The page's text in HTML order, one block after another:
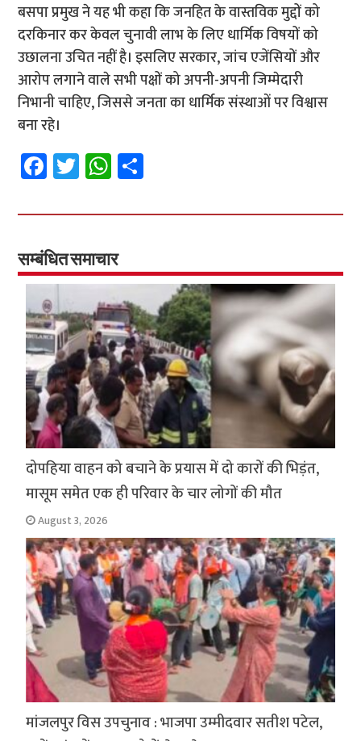
बसपा प्रमुख ने यह भी कहा कि जनहित के वास्तविक मुद्दों को
दरकिनार कर केवल चुनावी लाभ के लिए धार्मिक विषयों को
उछालना उचित नहीं है। इसलिए सरकार, जांच एजेंसियों और
आरोप लगाने वाले सभी पक्षों को अपनी-अपनी जिम्मेदारी
निभानी चाहिए, जिससे जनता का धार्मिक संस्थाओं पर विश्वास
बना रहे।
Fa
ce
b
o
o
k
T
wi
tt
er
W
h
at
sA
p
p
ar
सम्बंधित समाचार
दोपहिया वाहन को बचाने के प्रयास में दो कारों की भिड़ंत,
मासूम समेत एक ही परिवार के चार लोगों की मौत
August 3, 2026
मांजलपुर विस उपचुनाव : भाजपा उम्मीदवार सतीश पटेल,